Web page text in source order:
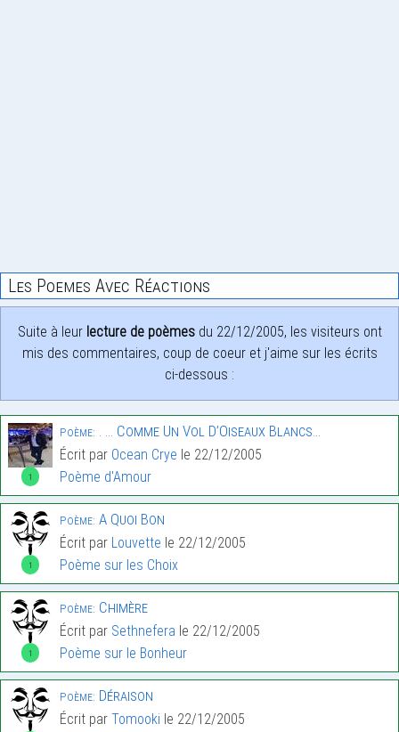
Les Poemes Avec Réactions
Suite à leur lecture de poèmesdu 22/12/2005, les visiteurs ont
mis des commentaires, coup de coeur et j'aime sur les écrits
ci-dessous :
1
Poème: . … Comme Un Vol D’Oiseaux Blancs…
Écrit par Ocean Crye le 22/12/2005
Poème d'Amour
1
Poème: A Quoi Bon
Écrit par Louvette le 22/12/2005
Poème sur les Choix
1
Poème: Chimère
Écrit par Sethnefera le 22/12/2005
Poème sur le Bonheur
Poème: Déraison
Écrit par Tomooki le 22/12/2005